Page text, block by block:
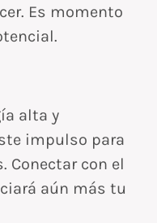
Es momento
alta y
impulso para
Conectar con el
aún más tu